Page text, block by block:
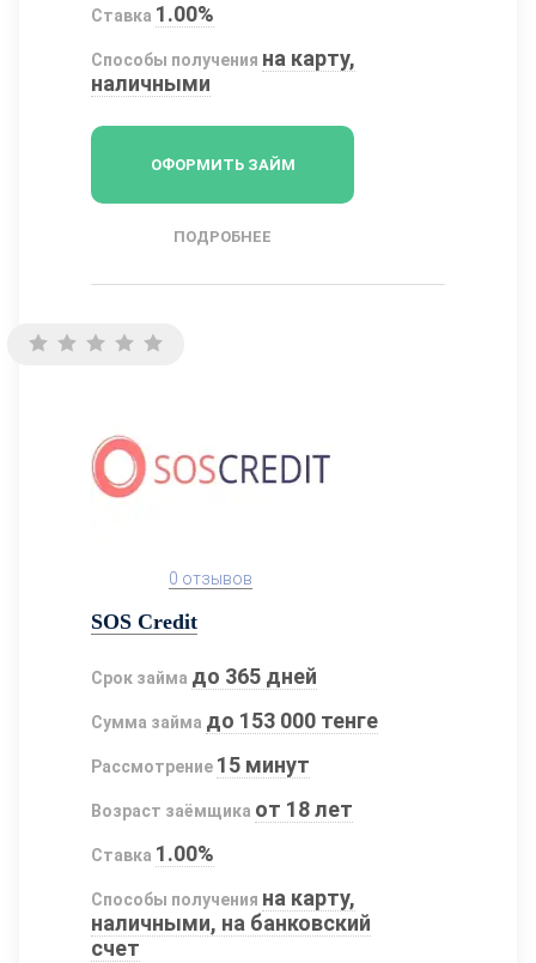
Ставка 1.00%
Способы получения на карту,
наличными
ОФОРМИТЬ ЗАЙМ
ПОДРОБНЕЕ
0 отзывов
SOS Credit
Срок займа до 365 дней
Сумма займа до 153 000 тенге
Рассмотрение 15 минут
Возраст заёмщика от 18 лет
Ставка 1.00%
Способы получения на карту,
наличными, на банковский
счет